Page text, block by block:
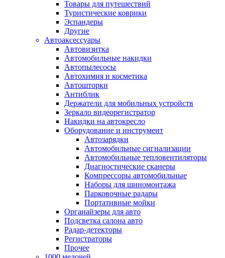
Товары для путешествий
Туристические коврики
Эспандеры
Другие
Автоаксессуары
Автовизитка
Автомобильные накидки
Автопылесосы
Автохимия и косметика
Автошторки
Антиблик
Держатели для мобильных устройств
Зеркало видеорегистратор
Накидки на автокресло
Оборудование и инструмент
Автозарядки
Автомобильные сигнализации
Автомобильные тепловентиляторы
Диагностические сканеры
Компрессоры автомобильные
Наборы для шиномонтажа
Парковочные радары
Портативные мойки
Органайзеры для авто
Подсветка салона авто
Радар-детекторы
Регистраторы
Прочее